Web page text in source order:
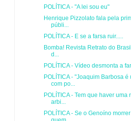
POLÍTICA - "A lei sou eu"
Henrique Pizzolato fala pela
públi...
POLÍTICA - E se a farsa ruir.....
Bomba! Revista Retrato do
d...
POLÍTICA - Vídeo desmonta a
POLÍTICA - "Joaquim Barbosa
com po...
POLÍTICA - Tem que haver uma
arbi...
POLÍTICA - Se o Genoíno